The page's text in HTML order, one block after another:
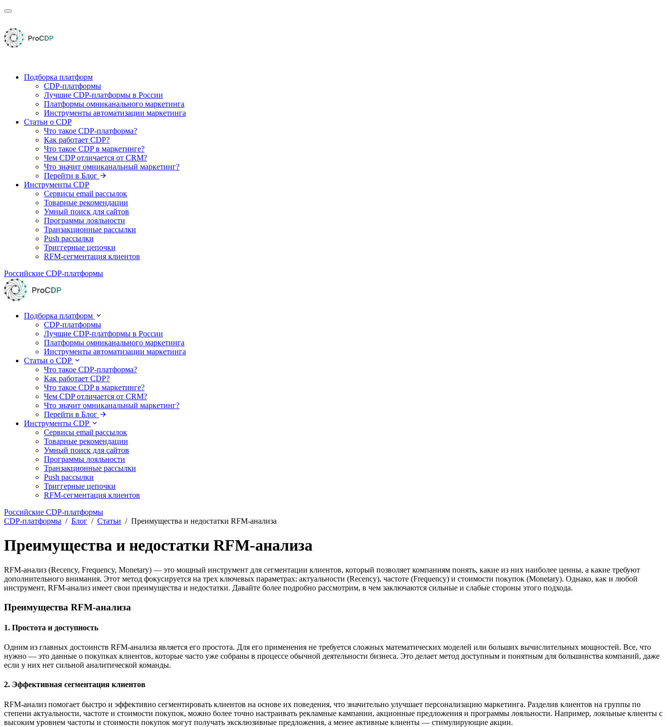
Подборка платформ
CDP-платформы
Лучшие CDP-платформы в России
Платформы омниканального маркетинга
Инструменты автоматизации маркетинга
Статьи о CDP
Что такое CDP-платформа?
Как работает CDP?
Что такое CDP в маркетинге?
Чем CDP отличается от CRM?
Что значит омниканальный маркетинг?
Перейти в Блог
Инструменты CDP
Сервисы email рассылок
Товарные рекомендации
Умный поиск для сайтов
Программы лояльности
Транзакционные рассылки
Push рассылки
Триггерные цепочки
RFM-сегментация клиентов
Российские CDP-платформы
Подборка платформ
CDP-платформы
Лучшие CDP-платформы в России
Платформы омниканального маркетинга
Инструменты автоматизации маркетинга
Статьи о CDP
Что такое CDP-платформа?
Как работает CDP?
Что такое CDP в маркетинге?
Чем CDP отличается от CRM?
Что значит омниканальный маркетинг?
Перейти в Блог
Инструменты CDP
Сервисы email рассылок
Товарные рекомендации
Умный поиск для сайтов
Программы лояльности
Транзакционные рассылки
Push рассылки
Триггерные цепочки
RFM-сегментация клиентов
Российские CDP-платформы
CDP-платформы / Блог / Статьи / Преимущества и недостатки RFM-анализа
Преимущества и недостатки RFM-анализа
RFM-анализ (Recency, Frequency, Monetary) — это мощный инструмент для сегментации клиентов, который позволяет компаниям понять, какие из них наиболее ценны, а какие требуют
дополнительного внимания. Этот метод фокусируется на трех ключевых параметрах: актуальности (Recency), частоте (Frequency) и стоимости покупок (Monetary). Однако, как и любой
инструмент, RFM-анализ имеет свои преимущества и недостатки. Давайте более подробно рассмотрим, в чем заключаются сильные и слабые стороны этого подхода.
Преимущества RFM-анализа
1. Простота и доступность
Одним из главных достоинств RFM-анализа является его простота. Для его применения не требуется сложных математических моделей или больших вычислительных мощностей. Все, что
нужно — это данные о покупках клиентов, которые часто уже собраны в процессе обычной деятельности бизнеса. Это делает метод доступным и понятным для большинства компаний, даже
если у них нет сильной аналитической команды.
2. Эффективная сегментация клиентов
RFM-анализ помогает быстро и эффективно сегментировать клиентов на основе их поведения, что значительно улучшает персонализацию маркетинга. Разделив клиентов на группы по
степени актуальности, частоте и стоимости покупок, можно более точно настраивать рекламные кампании, акционные предложения и программы лояльности. Например, лояльные клиенты с
высоким уровнем частоты и стоимости покупок могут получать эксклюзивные предложения, а менее активные клиенты — стимулирующие акции.